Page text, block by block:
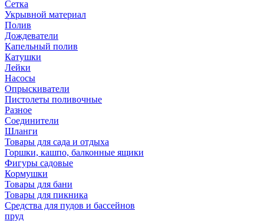
Сетка
Укрывной материал
Полив
Дождеватели
Капельный полив
Катушки
Лейки
Насосы
Опрыскиватели
Пистолеты поливочные
Разное
Соединители
Шланги
Товары для сада и отдыха
Горшки, кашпо, балконные ящики
Фигуры садовые
Кормушки
Товары для бани
Товары для пикника
Средства для пудов и бассейнов
пруд